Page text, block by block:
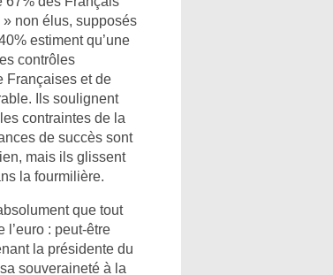
non élus, supposés
estiment qu’une
contrôles
Françaises et de
Ils soulignent
contraintes de la
de succès sont
mais ils glissent
la fourmilière.
que tout
l’euro : peut-être
la présidente du
souveraineté à la